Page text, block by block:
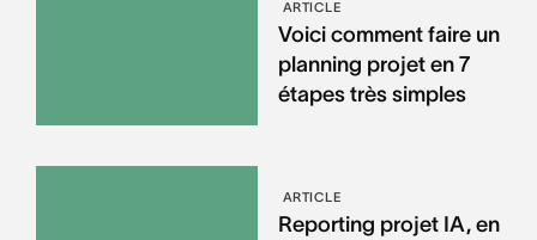
ARTICLE
Voici comment faire un
planning projet en 7
étapes très simples
ARTICLE
Reporting projet IA, en